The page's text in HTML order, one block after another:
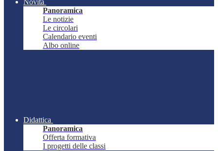
Novità
Panoramica
Le notizie
Le circolari
Calendario eventi
Albo online
Didattica
Panoramica
Offerta formativa
I progetti delle classi